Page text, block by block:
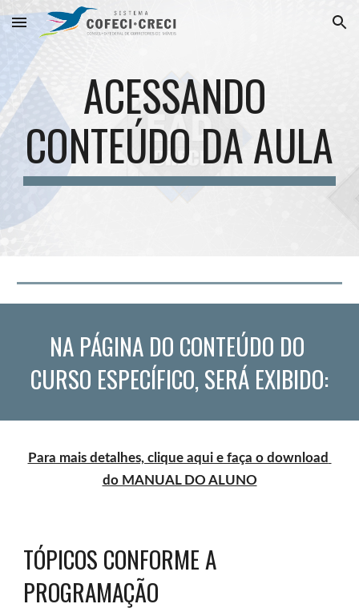
Skip to main content Skip to navigation
ACESSANDO
CONTEÚDO DA AULA
NA PÁGINA DO CONTEÚDO DO
CURSO ESPECÍFICO, SERÁ EXIBIDO:
Para mais detalhes, clique aqui e faça o download
do MANUAL DO ALUNO
TÓPICOS CONFORME A
PROGRAMAÇÃO